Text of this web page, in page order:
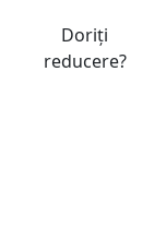
Doriți
reducere?